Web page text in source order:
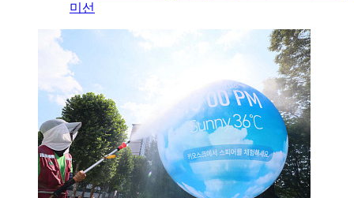
미선